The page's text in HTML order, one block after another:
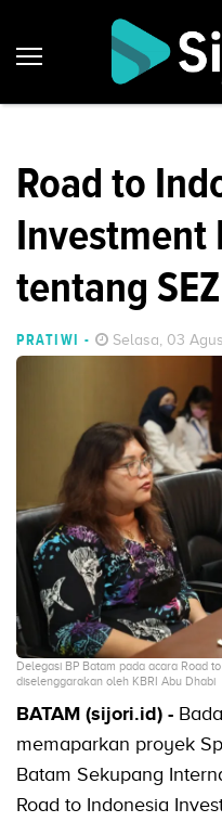
Road to
Investment
tentang
PRATIWI - Selasa, 03
Delegasi BP Batam pada acara Road
diselenggarakan oleh KBRI Abu Dhabi
BATAM (sijori.id) -
memaparkan proyek
Batam Sekupang
Road to Indonesia